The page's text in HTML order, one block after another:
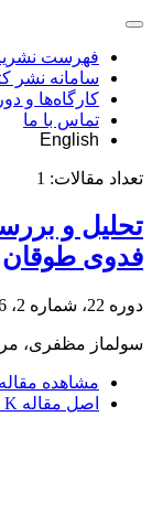
فهرست
سامانه نشر
کارگاه‌ها و
تماس با ما
English
تعداد مقالات: 1
تحلیل و
فدوی طوقان
دوره 22، شماره 2، 1396، صفحه
سولماز مظفری،
مشاهده مقاله
اصل مقاله K